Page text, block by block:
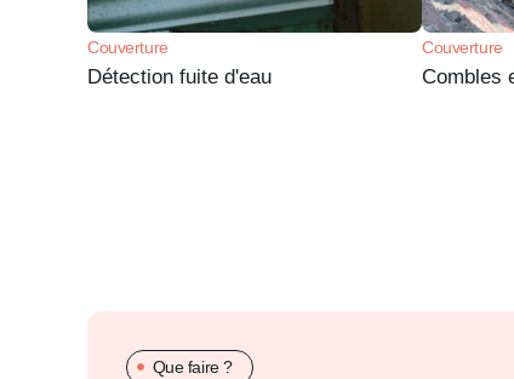
Couverture
Détection fuite d'eau
Couverture
Combles
Que faire ?